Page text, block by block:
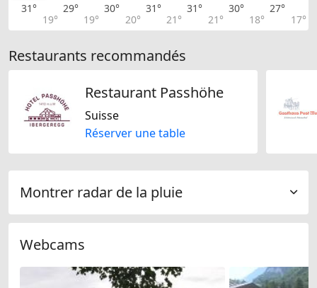
31°
19°
29°
19°
30°
20°
31°
21°
31°
21°
30°
18°
27°
17°
Restaurants recommandés
Restaurant Passhöhe
Suisse
Réserver une table
Montrer radar de la pluie
Webcams